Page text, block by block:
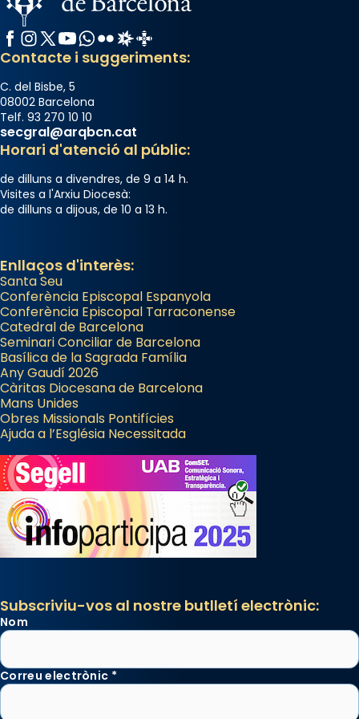
Facebook
Instagram
X / Twitter
YouTube
WhatsApp
FlickrRadio Estel
Catalunya Cristiana
Contacte i suggeriments:
C. del Bisbe, 5
08002 Barcelona
Telf. 93 270 10 10
secgral@arqbcn.cat
Horari d'atenció al públic:
de dilluns a divendres, de 9 a 14 h.
Visites a l'Arxiu Diocesà:
de dilluns a dijous, de 10 a 13 h.
Enllaços d'interès:
Santa Seu
Conferència Episcopal Espanyola
Conferència Episcopal Tarraconense
Catedral de Barcelona
Seminari Conciliar de Barcelona
Basílica de la Sagrada Família
Any Gaudí 2026
Càritas Diocesana de Barcelona
Mans Unides
Obres Missionals Pontifícies
Ajuda a l’Església Necessitada
Subscriviu-vos al nostre butlletí electrònic:
Nom
Correu electrònic *